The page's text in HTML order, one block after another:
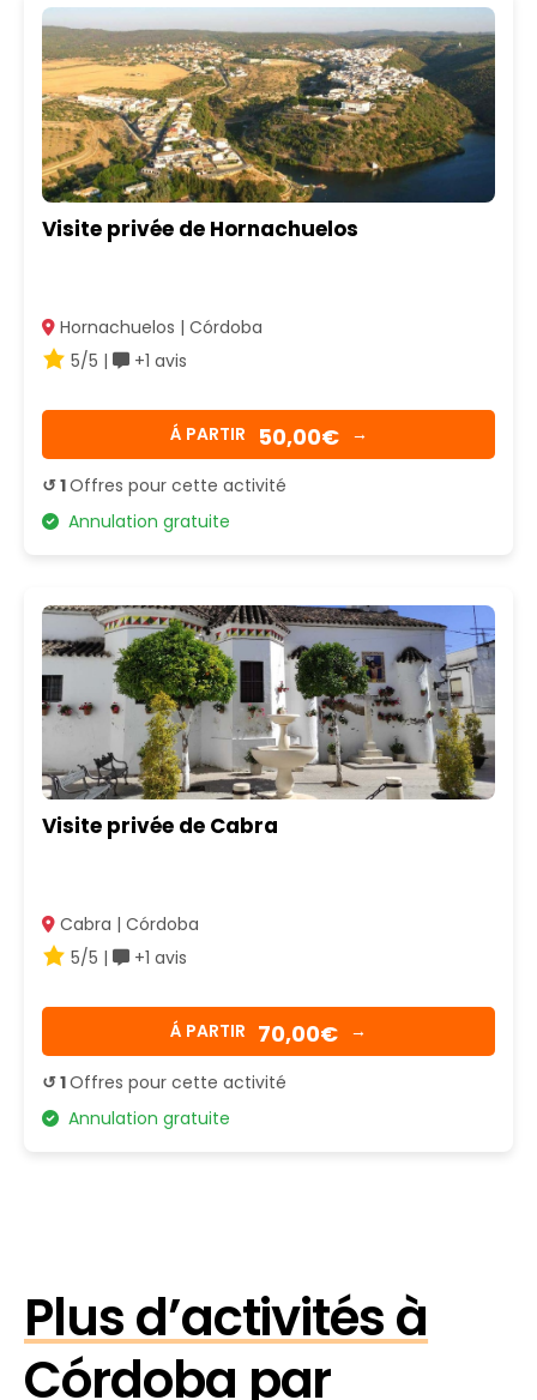
Visite privée de Hornachuelos
Hornachuelos | Córdoba
5/5 |
+1 avis
Á PARTIR 50,00€ →
↺ 1Offres pour cette activité
Annulation gratuite
Visite privée de Cabra
Cabra | Córdoba
5/5 |
+1 avis
Á PARTIR 70,00€ →
↺ 1Offres pour cette activité
Annulation gratuite
Plus d’activités à
Córdoba par